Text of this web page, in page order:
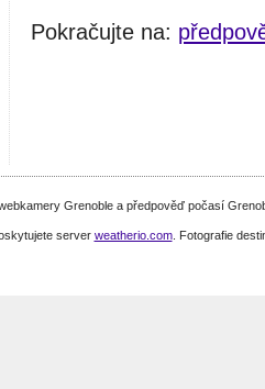
Pokračujte na:
Grenoble a předpověď počasí
server weatherio.com. Fotografie